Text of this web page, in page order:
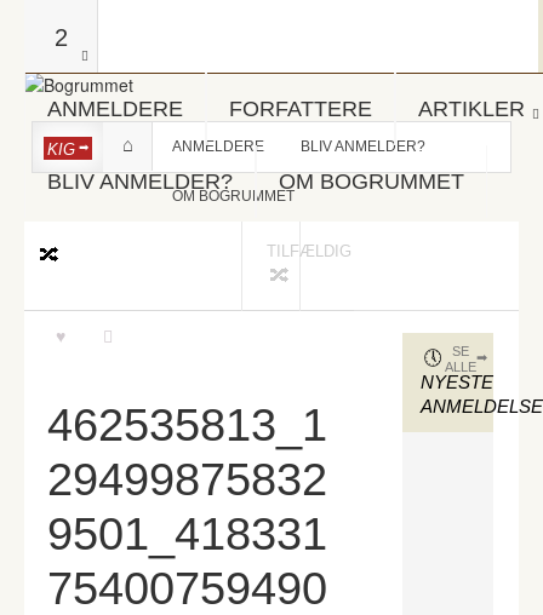
2
ANMELDERE FORFATTERE ARTIKLER
BLIV ANMELDER? OM BOGRUMMET
KIG ANMELDERE BLIV ANMELDER?
OM BOGRUMMET
TILFÆLDIG
462535813_1
29499875832
9501_418331
75400759490
NYESTE
SE
ALLE